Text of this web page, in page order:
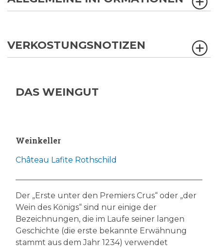
VERKOSTUNGSNOTIZEN
DAS WEINGUT
Weinkeller
Château Lafite Rothschild
Der „Erste unter den Premiers Crus“ oder „der
Wein des Königs“ sind nur einige der
Bezeichnungen, die im Laufe seiner langen
Geschichte (die erste bekannte Erwähnung
stammt aus dem Jahr 1234) verwendet